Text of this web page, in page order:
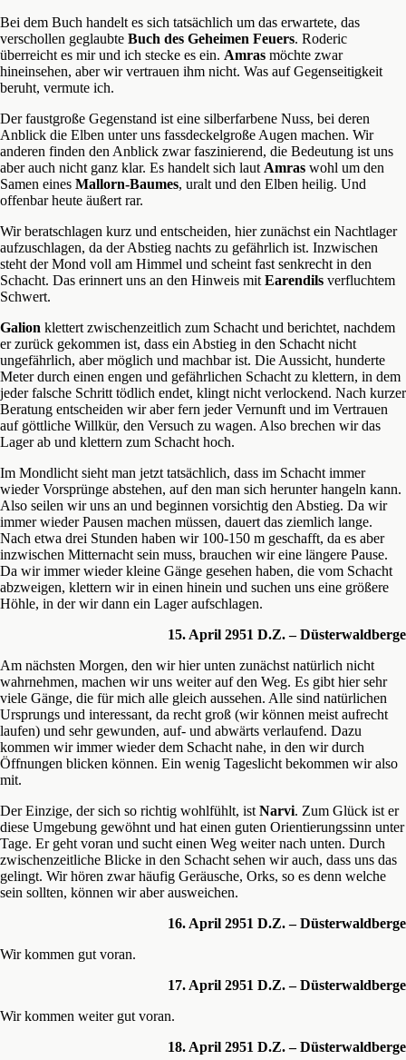
Bei dem Buch handelt es sich tatsächlich um das erwartete, das
verschollen geglaubte Buch des Geheimen Feuers. Roderic
überreicht es mir und ich stecke es ein. Amras möchte zwar
hineinsehen, aber wir vertrauen ihm nicht. Was auf Gegenseitigkeit
beruht, vermute ich.
Der faustgroße Gegenstand ist eine silberfarbene Nuss, bei deren
Anblick die Elben unter uns fassdeckelgroße Augen machen. Wir
anderen finden den Anblick zwar faszinierend, die Bedeutung ist uns
aber auch nicht ganz klar. Es handelt sich laut Amras wohl um den
Samen eines Mallorn-Baumes, uralt und den Elben heilig. Und
offenbar heute äußert rar.
Wir beratschlagen kurz und entscheiden, hier zunächst ein Nachtlager
aufzuschlagen, da der Abstieg nachts zu gefährlich ist. Inzwischen
steht der Mond voll am Himmel und scheint fast senkrecht in den
Schacht. Das erinnert uns an den Hinweis mit Earendils verfluchtem
Schwert.
Galion klettert zwischenzeitlich zum Schacht und berichtet, nachdem
er zurück gekommen ist, dass ein Abstieg in den Schacht nicht
ungefährlich, aber möglich und machbar ist. Die Aussicht, hunderte
Meter durch einen engen und gefährlichen Schacht zu klettern, in dem
jeder falsche Schritt tödlich endet, klingt nicht verlockend. Nach kurzer
Beratung entscheiden wir aber fern jeder Vernunft und im Vertrauen
auf göttliche Willkür, den Versuch zu wagen. Also brechen wir das
Lager ab und klettern zum Schacht hoch.
Im Mondlicht sieht man jetzt tatsächlich, dass im Schacht immer
wieder Vorsprünge abstehen, auf den man sich herunter hangeln kann.
Also seilen wir uns an und beginnen vorsichtig den Abstieg. Da wir
immer wieder Pausen machen müssen, dauert das ziemlich lange.
Nach etwa drei Stunden haben wir 100-150 m geschafft, da es aber
inzwischen Mitternacht sein muss, brauchen wir eine längere Pause.
Da wir immer wieder kleine Gänge gesehen haben, die vom Schacht
abzweigen, klettern wir in einen hinein und suchen uns eine größere
Höhle, in der wir dann ein Lager aufschlagen.
15. April 2951 D.Z. – Düsterwaldberge
Am nächsten Morgen, den wir hier unten zunächst natürlich nicht
wahrnehmen, machen wir uns weiter auf den Weg. Es gibt hier sehr
viele Gänge, die für mich alle gleich aussehen. Alle sind natürlichen
Ursprungs und interessant, da recht groß (wir können meist aufrecht
laufen) und sehr gewunden, auf- und abwärts verlaufend. Dazu
kommen wir immer wieder dem Schacht nahe, in den wir durch
Öffnungen blicken können. Ein wenig Tageslicht bekommen wir also
mit.
Der Einzige, der sich so richtig wohlfühlt, ist Narvi. Zum Glück ist er
diese Umgebung gewöhnt und hat einen guten Orientierungssinn unter
Tage. Er geht voran und sucht einen Weg weiter nach unten. Durch
zwischenzeitliche Blicke in den Schacht sehen wir auch, dass uns das
gelingt. Wir hören zwar häufig Geräusche, Orks, so es denn welche
sein sollten, können wir aber ausweichen.
16. April 2951 D.Z. – Düsterwaldberge
Wir kommen gut voran.
17. April 2951 D.Z. – Düsterwaldberge
Wir kommen weiter gut voran.
18. April 2951 D.Z. – Düsterwaldberge